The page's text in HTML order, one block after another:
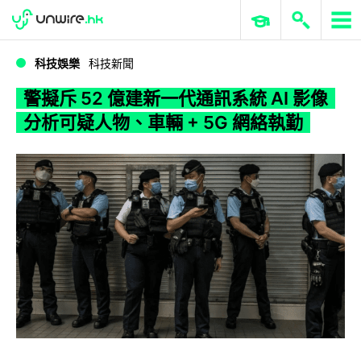
WWDC 2026 ERP 與商業 AI
科技娛樂 科技新聞
警擬斥 52 億建新一代通訊系統 AI 影像
分析可疑人物、車輛 + 5G 網絡執勤